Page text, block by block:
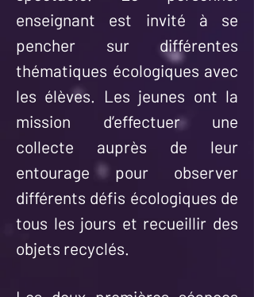
enseignant est invité à se
pencher sur différentes
thématiques écologiques avec
les élèves. Les jeunes ont la
mission d’effectuer une
collecte auprès de leur
entourage pour observer
différents défis écologiques de
tous les jours et recueillir des
objets recyclés.